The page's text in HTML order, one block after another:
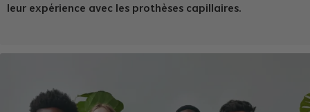
leur expérience avec les prothèses capillaires.